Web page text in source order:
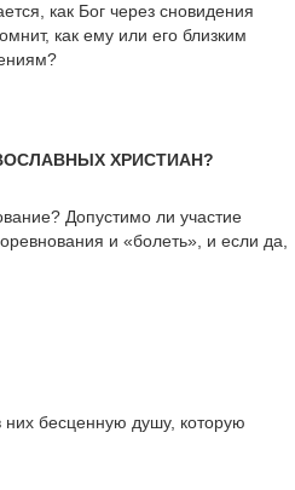
как Бог через сновидения
как ему или его близким
ХРИСТИАН?
Допустимо ли участие
и «болеть», и если да,
них бесценную душу, которую